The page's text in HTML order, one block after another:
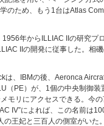
ため、もう1台はAtlas
年からILLIAC IIの研究
IIの開発に従事した。相磯
、IBMの後、Aeronca
（PE）が、1個の中央制御
モリにアクセスできる。今
IV”によれば、この名前は
王妃と三百人の側室がいた